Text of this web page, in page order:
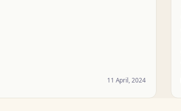
11 April, 2024